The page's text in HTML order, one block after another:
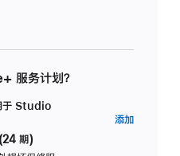
服务计划？
于 Studio
期)
添加